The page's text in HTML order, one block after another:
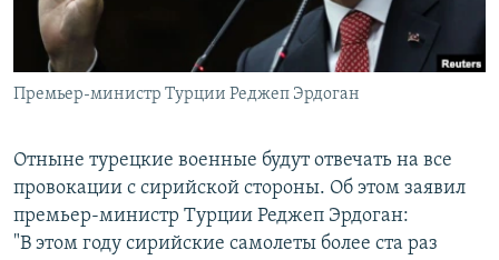
Հայերեն
English
Все сайты Радио Азатутюн
Премьер-министр Турции Реджеп Эрдоган
Отныне турецкие военные будут отвечать на все
провокации с сирийской стороны. Об этом заявил
премьер-министр Турции Реджеп Эрдоган:
"В этом году сирийские самолеты более ста раз